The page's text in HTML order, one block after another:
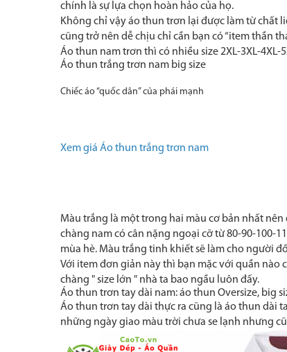
chính là sự lựa chọn hoàn hảo của họ.
Không chỉ vậy áo thun trơn lại được làm từ chất
cũng trở nên dễ chịu chỉ cần bạn có “item thần
Áo thun nam trơn thì có nhiều size 2XL-3XL-4XL-
Áo thun trắng trơn nam big size
Chiếc áo “quốc dân” của phái mạnh
Xem giá Áo thun trắng trơn nam
Màu trắng là một trong hai màu cơ bản nhất
chàng nam có cân nặng ngoại cỡ từ 80-90-100-
mùa hè. Màu trắng tinh khiết sẽ làm cho người
Với item đơn giản này thì bạn mặc với quần nào
chàng " size lớn " nhà ta bao ngầu luôn đấy.
Áo thun trơn tay dài nam: áo thun Oversize, big
Áo thun trơn tay dài thực ra cũng là áo thun dài
những ngày giao màu trời chưa se lạnh nhưng